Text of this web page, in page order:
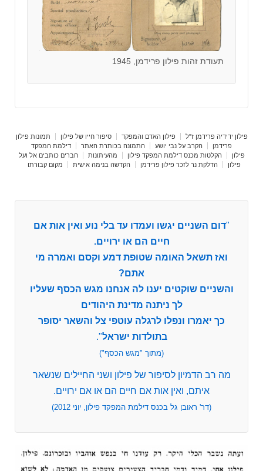
תעודת זהות פילון פרידמן, 1945
פילון ידידיה פרידמן ז"ל פילון האדם והמפקד סיפור חייו של פילון
תמונות פילון
פרידמן
הקרב על נבי יושע התמונה בכותרת האתר
דילמת המפקד
פילון
הקלטות מכנס דילמת המפקד פילון מהעיתונות
חברים כותבים אל ועל
פילון
הדלקת נר לזכר פילון פרידמן הקדשה בנימה אישית מקום קבורתו
"דום השניים יגשו ועמדו עד בלי נוע ואין אות אם
חיים הם או ירויים.
ואז תשאל האומה שטופת דמע וקסם ואמרה מי
אתם?
והשניים שוקטים יענו לה אנחנו מגש הכסף שעליו
לך ניתנה מדינת היהודים
כך יאמרו ונפלו לרגלה עוטפי צל והשאר יסופר
בתולדות ישראל".
(מתוך "מגש הכסף")
מה רב הדמיון לסיפור של פילון ושני החיילים שנשאר
איתם, ואין אות אם חיים הם או אם ירויים.
(דר' ראובן גל בכנס דילמת המפקד פילון, יוני 2012)